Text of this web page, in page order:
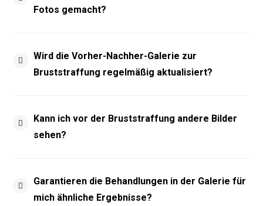
Fotos gemacht?
Wird die Vorher-Nachher-Galerie zur
Bruststraffung regelmäßig aktualisiert?
Kann ich vor der Bruststraffung andere Bilder
sehen?
Garantieren die Behandlungen in der Galerie für
mich ähnliche Ergebnisse?